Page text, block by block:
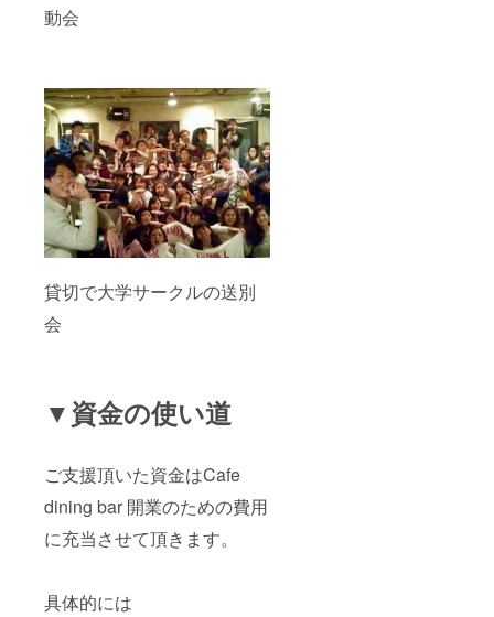
動会
貸切で大学サークルの送別
会
▼資金の使い道
ご支援頂いた資金はCafe
dining bar 開業のための費用
に充当させて頂きます。
具体的には